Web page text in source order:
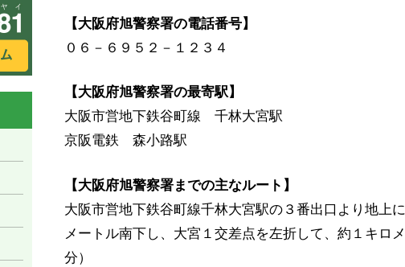
【大阪府旭警察署の電話番号】
０６－６９５２－１２３４
【大阪府旭警察署の最寄駅】
大阪市営地下鉄谷町線 千林大宮駅
京阪電鉄 森小路駅
【大阪府旭警察署までの主なルート】
大阪市営地下鉄谷町線千林大宮駅の３番出口より地上
メートル南下し、大宮１交差点を左折して、約１キロ
分）